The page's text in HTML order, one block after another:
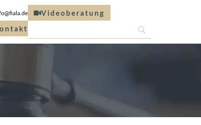
Videoberatung